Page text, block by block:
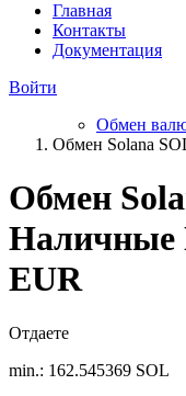
Главная
Контакты
Документация
Войти
Обмен
Обмен Solana
Обмен
Наличные
EUR
Отдаете
min.: 162.545369 SOL